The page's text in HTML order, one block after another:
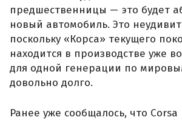
предшественницы — это будет
новый автомобиль. Это
поскольку «Корса» текущего
находится в производстве уже
для одной генерации по
довольно долго.
Ранее уже сообщалось, что Corsa